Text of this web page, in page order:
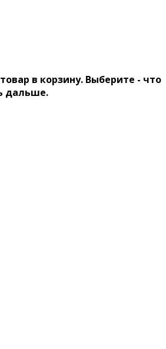
в корзину. Выберите - что
дальше.